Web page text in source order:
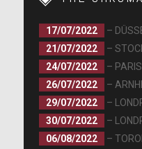
17/07/2022
–
21/07/2022
–
24/07/2022
– PARIS
26/07/2022
–
29/07/2022
–
30/07/2022
–
06/08/2022
–